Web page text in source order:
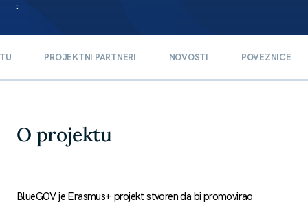
:
PROJEKTNI PARTNERI NOVOSTI POVEZNICE
O projektu
BlueGOV je Erasmus+ projekt stvoren da bi promovirao